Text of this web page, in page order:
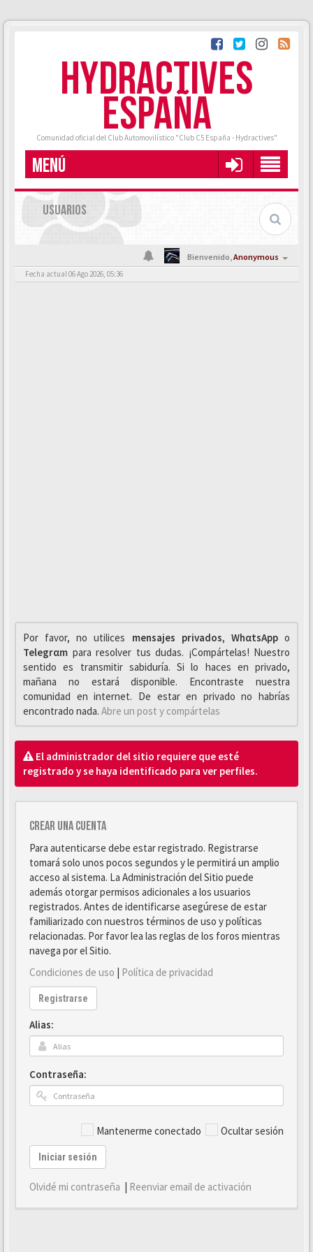
HYDRACTIVES
ESPAÑA
Comunidad oficial del Club Automovilístico "Club C5 España - Hydractives"
MENÚ
USUARIOS
Bienvenido,Anonymous
Fecha actual 06 Ago 2026, 05:36
Por favor, no utilices mensajes privados, WhαtsAppo
Telegrαm para resolver tus dudas. ¡Compártelas! Nuestro
sentido es transmitir sabiduría. Si lo haces en privado,
mañana no estará disponible. Encontraste nuestra
comunidad en internet. De estar en privado no habrías
encontrado nada. Abre un post y compártelas
El administrador del sitio requiere que esté
registrado y se haya identificado para ver perfiles.
Crear una cuenta
Para autenticarse debe estar registrado. Registrarse
tomará solo unos pocos segundos y le permitirá un amplio
acceso al sistema. La Administración del Sitio puede
además otorgar permisos adicionales a los usuarios
registrados. Antes de identificarse asegúrese de estar
familiarizado con nuestros términos de uso y políticas
relacionadas. Por favor lea las reglas de los foros mientras
navega por el Sitio.
Condiciones de uso | Política de privacidad
Registrarse
Alias:
Contraseña:
Mantenerme conectado Ocultar sesión
Iniciar sesión
Olvidé mi contraseña | Reenviar email de activación